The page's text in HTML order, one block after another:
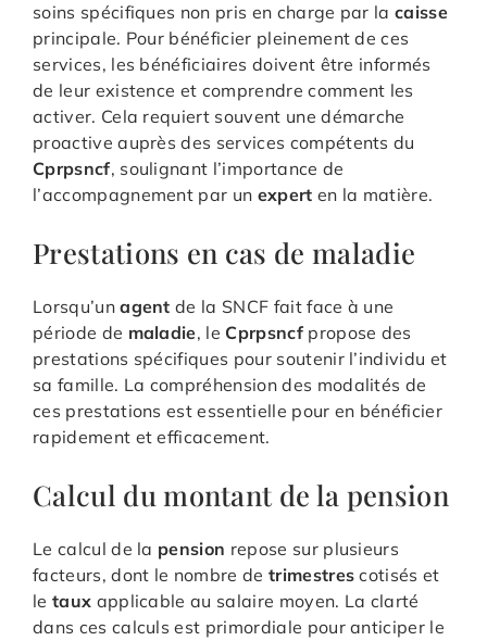
soins spécifiques non pris en charge par lacaisse
principale. Pour bénéficier pleinement de ces
services, les bénéficiaires doivent être informés
de leur existence et comprendre comment les
activer. Cela requiert souvent une démarche
proactive auprès des services compétents du
Cprpsncf, soulignant l’importance de
l’accompagnement par un expert en la matière.
Prestations en cas de maladie
Lorsqu’unagent de la SNCF fait face à une
période de maladie, le Cprpsncfpropose des
prestations spécifiques pour soutenir l’individu et
sa famille. La compréhension des modalités de
ces prestations est essentielle pour en bénéficier
rapidement et efficacement.
Calcul du montant de la pension
Le calcul de la pension repose sur plusieurs
facteurs, dont le nombre de trimestres cotisés et
le taux applicable au salaire moyen. La clarté
dans ces calculs est primordiale pour anticiper le